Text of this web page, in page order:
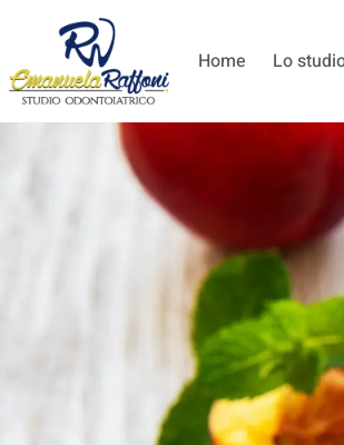
Home Lo